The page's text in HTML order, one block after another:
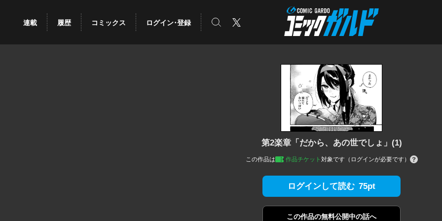
コミックガルド
連載 履歴 コミックス ログイン･登録 検索 X
第2楽章「だから、あの世でしょ」(1)
この作品は 作品チケット 対象です（ログインが必要です）
ログインして読む 75pt
この作品の無料公開中の話へ